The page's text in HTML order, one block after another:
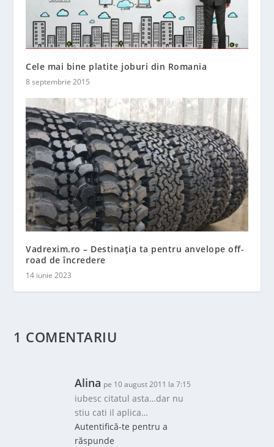
Cele mai bine platite joburi din Romania
8 septembrie 2015
Vadrexim.ro – Destinația ta pentru anvelope off-
road de încredere
14 iunie 2023
1 COMENTARIU
Alina pe 10 august 2011 la 7:15
iubesc citatul asta…dar nu
stiu cati il aplica…
Autentifică-te pentru a
răspunde